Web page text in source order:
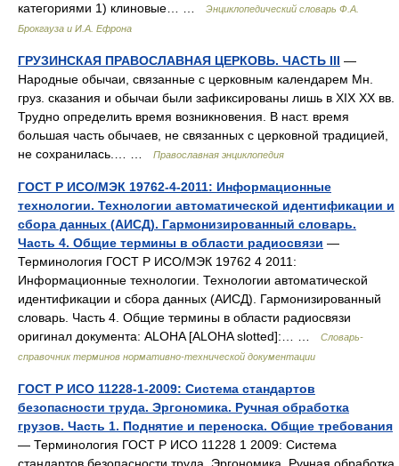
категориями 1) клиновые… …
Энциклопедический словарь Ф.А.
Брокгауза и И.А. Ефрона
ГРУЗИНСКАЯ ПРАВОСЛАВНАЯ ЦЕРКОВЬ. ЧАСТЬ III —
Народные обычаи, связанные с церковным календарем Мн.
груз. сказания и обычаи были зафиксированы лишь в XIX XX вв.
Трудно определить время возникновения. В наст. время
большая часть обычаев, не связанных с церковной традицией,
не сохранилась.… …
Православная энциклопедия
ГОСТ Р ИСО/МЭК 19762-4-2011: Информационные
технологии. Технологии автоматической идентификации и
сбора данных (АИСД). Гармонизированный словарь.
Часть 4. Общие термины в области радиосвязи —
Терминология ГОСТ Р ИСО/МЭК 19762 4 2011:
Информационные технологии. Технологии автоматической
идентификации и сбора данных (АИСД). Гармонизированный
словарь. Часть 4. Общие термины в области радиосвязи
оригинал документа: ALOHA [ALOHA slotted]:… …
Словарь-
справочник терминов нормативно-технической документации
ГОСТ Р ИСО 11228-1-2009: Система стандартов
безопасности труда. Эргономика. Ручная обработка
грузов. Часть 1. Поднятие и переноска. Общие требования
— Терминология ГОСТ Р ИСО 11228 1 2009: Система